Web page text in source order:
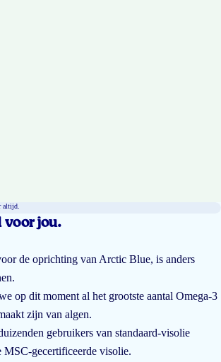
voor jou.
de oprichting van Arctic Blue, is anders
op dit moment al het grootste aantal Omega-3
zijn van algen.
gebruikers van standaard-visolie
MSC-gecertificeerde visolie.